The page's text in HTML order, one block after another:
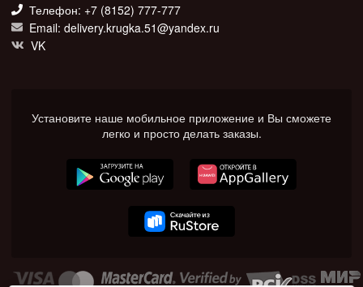
Телефон: +7 (8152) 777-777
Email: delivery.krugka.51@yandex.ru
VK
Установите наше мобильное приложение и Вы сможете
легко и просто делать заказы.